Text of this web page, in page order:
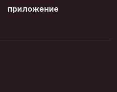
приложение